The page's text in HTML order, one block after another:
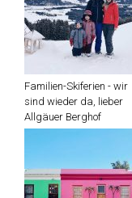
Familien-Skiferien - wir
sind wieder da, lieber
Allgäuer Berghof